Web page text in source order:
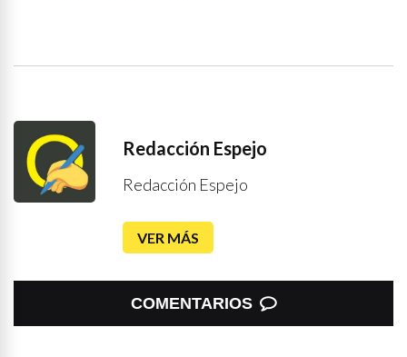
Redacción Espejo
Redacción Espejo
VER MÁS
COMENTARIOS